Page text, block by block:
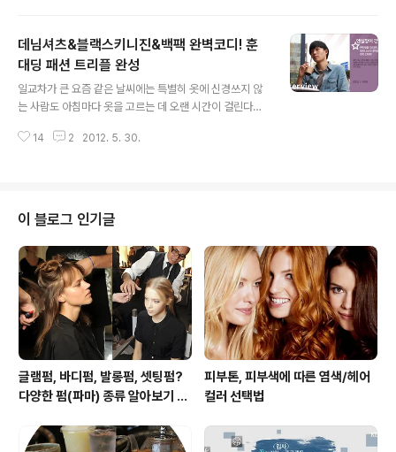
요. 자칫 잘못하면 패션을 무너뜨릴 수 있는 악세사리는 의
외로 선택에 상당한 신중함이 필요합니다. 그러나 어렵다
고 포기하면 지나친 허점함을 극복할 수 없기때문에 여름
의 잇 아이템 여름 악세사리 스타일링에 대해 꼭 알아두세
하는데요. 문양과 소재와 컬러에서 이국적인 느낌이 물씬
데님셔츠&블랙스키니진&백팩 완벽코디! 훈
대딩 패션 트리플 완성
일교차가 큰 요즘 같은 날씨에는 특별히 옷에 신경쓰지 않
는 사람도 아침마다 옷을 고르는 데 오랜 시간이 걸린다고
게 센스돋는 코디를 보여주는 사람이 존재한답니다. 패션
사람은 누가 봐도 불편하지 않은 편안한 패션을 선보이는
법이죠. 서두가 길어졌네요. 우연히 카페에서 만난 이 훈훈
한 대학생 청년이 바로 오늘의 주인공인데요. 얌전한 외모
를 지니셨지만 의외로 재미있는 언변을 갖고 계셔서 내내
웃을 수 있는 시간이었어요. 평범함 속에서 자신만의 멋을
드러낸 이 남자의 패션을 소개합니다. ★ 간단하..
14 2 2012. 5. 30.
이 블로그 인기글
글램펌, 바디펌, 발롱펌, 셋팅펌?
다양한 펌(파마) 종류 알아보기 여
피부톤, 피부색에 따른 염색/헤어
컬러 선택법